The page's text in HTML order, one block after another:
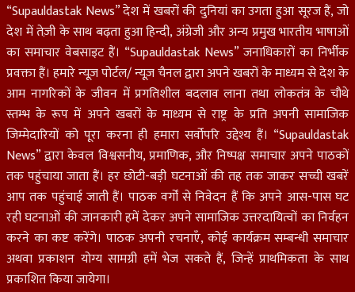
“Supauldastak News” देश में खबरों की दुनियां का उगता हुआ सूरज हैं, जो
देश में तेज़ी के साथ बढ़ता हुआ हिन्दी, अंग्रेजी और अन्य प्रमुख भारतीय भाषाओं
का समाचार वेबसाइट हैं। “Supauldastak News” जनाधिकारों का निर्भीक
प्रवक्ता हैं। हमारे न्यूज़ पोर्टल/ न्यूज़ चैनल द्वारा अपने खबरों के माध्यम से देश के
आम नागरिकों के जीवन में प्रगतिशील बदलाव लाना तथा लोकतंत्र के चौथे
स्तम्भ के रूप में अपने खबरों के माध्यम से राष्ट्र के प्रति अपनी सामाजिक
जिम्मेदारियों को पूरा करना ही हमारा सर्वोपरि उद्देश्य हैं। “Supauldastak
News” द्वारा केवल विश्वसनीय, प्रमाणिक, और निष्पक्ष समाचार अपने पाठकों
तक पहुंचाया जाता हैं। हर छोटी-बड़ी घटनाओं की तह तक जाकर सच्ची खबरें
आप तक पहुंचाई जाती हैं। पाठक वर्गों से निवेदन हैं कि अपने आस-पास घट
रही घटनाओं की जानकारी हमें देकर अपने सामाजिक उत्तरदायित्वों का निर्वहन
करने का कष्ट करेंगे। पाठक अपनी रचनाएँ, कोई कार्यक्रम सम्बन्धी समाचार
अथवा प्रकाशन योग्य सामग्री हमें भेज सकते हैं, जिन्हें प्राथमिकता के साथ
प्रकाशित किया जायेगा।